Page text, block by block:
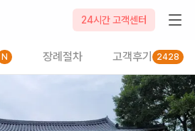
24시간 고객센터
N 장례절차 고객후기 2428